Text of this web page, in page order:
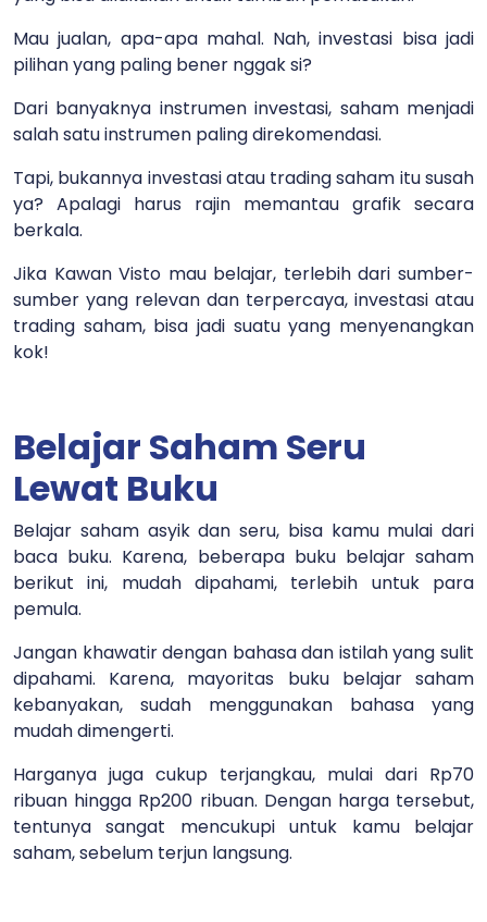
Mau jualan, apa-apa mahal. Nah, investasi bisa jadi
pilihan yang paling bener nggak si?
Dari banyaknya instrumen investasi, saham menjadi
salah satu instrumen paling direkomendasi.
Tapi, bukannya investasi atau trading saham itu susah
ya? Apalagi harus rajin memantau grafik secara
berkala.
Jika Kawan Visto mau belajar, terlebih dari sumber-
sumber yang relevan dan terpercaya, investasi atau
trading saham, bisa jadi suatu yang menyenangkan
kok!
Belajar Saham Seru
Lewat Buku
Belajar saham asyik dan seru, bisa kamu mulai dari
baca buku. Karena, beberapa buku belajar saham
berikut ini, mudah dipahami, terlebih untuk para
pemula.
Jangan khawatir dengan bahasa dan istilah yang sulit
dipahami. Karena, mayoritas buku belajar saham
kebanyakan, sudah menggunakan bahasa yang
mudah dimengerti.
Harganya juga cukup terjangkau, mulai dari Rp70
ribuan hingga Rp200 ribuan. Dengan harga tersebut,
tentunya sangat mencukupi untuk kamu belajar
saham, sebelum terjun langsung.